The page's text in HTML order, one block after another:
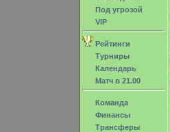
Под угрозой
VIP
Рейтинги
Турниры
Календарь
Матч в 21.00
Команда
Финансы
Трансферы